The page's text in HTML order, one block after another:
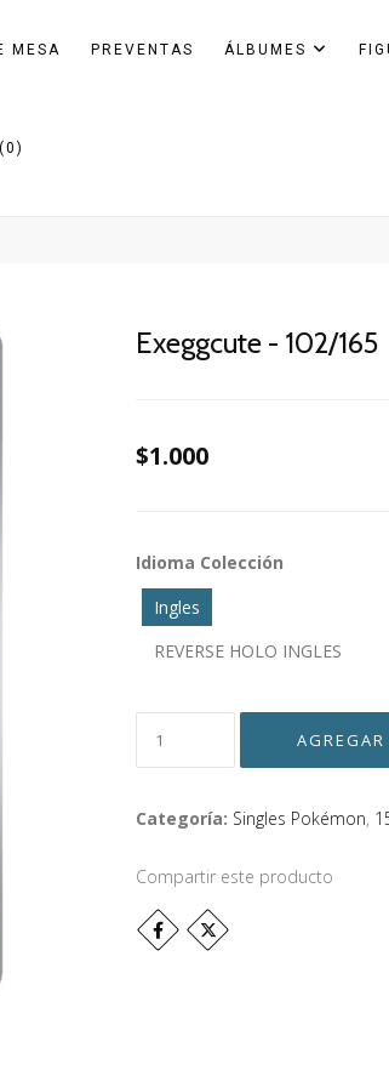
MESA PREVENTAS ÁLBUMES
0 )
Exeggcute - 102/165
$1.000
Idioma Colección
Ingles
REVERSE HOLO INGLES
Categoría: Singles Pokémon,
Compartir este producto